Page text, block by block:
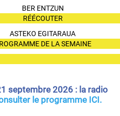
BER ENTZUN
RÉÉCOUTER
ASTEKO EGITARAUA
DE LA SEMAINE
septembre 2026 : la radio
le programme ICI.